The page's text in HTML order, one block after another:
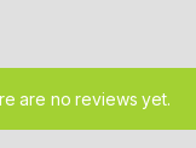
are no reviews yet.